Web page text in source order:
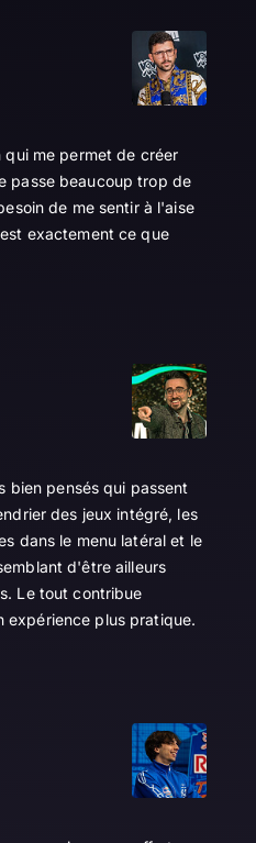
qui me permet de créer
passe beaucoup trop de
de me sentir à l'aise
exactement ce que
bien pensés qui passent
des jeux intégré, les
dans le menu latéral et le
d'être ailleurs
Le tout contribue
expérience plus pratique.